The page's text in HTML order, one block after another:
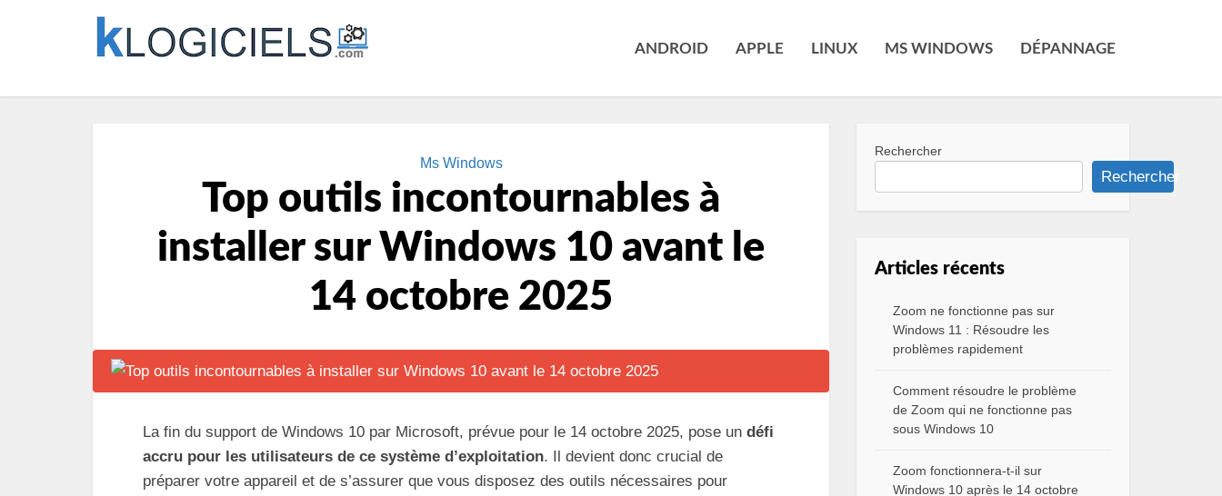
ANDROID APPLE LINUX MS WINDOWS DÉPANNAGE
Ms Windows
Top outils incontournables à
installer sur Windows 10 avant le
14 octobre 2025
La fin du support de Windows 10 par Microsoft, prévue pour le 14 octobre 2025, pose un défi
accru pour les utilisateurs de ce système d’exploitation. Il devient donc crucial de
préparer votre appareil et de s’assurer que vous disposez des outils nécessaires pour
Rechercher
Rechercher
Articles récents
Zoom ne fonctionne pas sur
Windows 11 : Résoudre les
problèmes rapidement
Comment résoudre le problème
de Zoom qui ne fonctionne pas
sous Windows 10
Zoom fonctionnera-t-il sur
Windows 10 après le 14 octobre